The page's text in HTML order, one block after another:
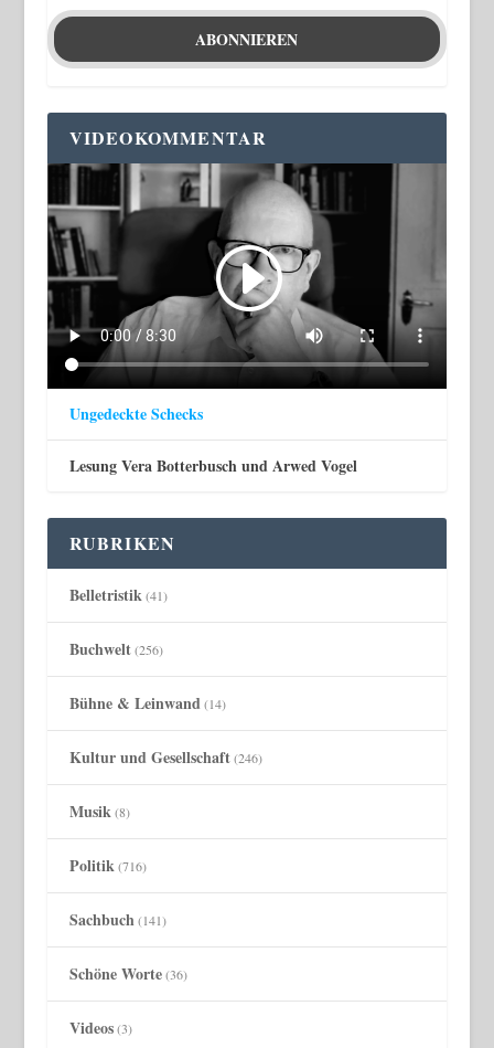
VIDEOKOMMENTAR
Ungedeckte Schecks
Lesung Vera Botterbusch und Arwed Vogel
RUBRIKEN
Belletristik (41)
Buchwelt(256)
Bühne & Leinwand (14)
Kultur und Gesellschaft(246)
Musik (8)
Politik (716)
Sachbuch (141)
Schöne Worte(36)
Videos(3)